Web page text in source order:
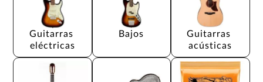
Guitarras
eléctricas
Bajos
Guitarras
acústicas